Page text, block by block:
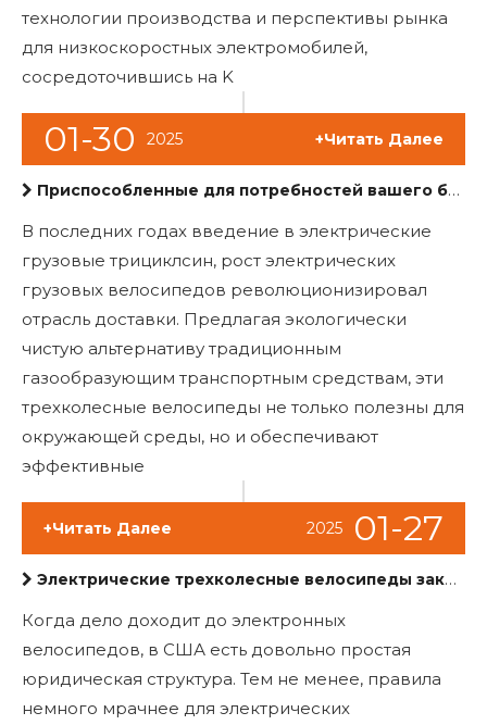
технологии производства и перспективы рынка
для низкоскоростных электромобилей,
сосредоточившись на K
01-30 2025 +Читать Далее
Приспособленные для потребностей вашего бизнеса: настраиваемые электрические триколесные велосипеды Bing Новые услуги доставки
В последних годах введение в электрические
грузовые трициклсин, рост электрических
грузовых велосипедов революционизировал
отрасль доставки. Предлагая экологически
чистую альтернативу традиционным
газообразующим транспортным средствам, эти
трехколесные велосипеды не только полезны для
окружающей среды, но и обеспечивают
эффективные
01-27
2025
+Читать Далее
Электрические трехколесные велосипеды законны в нас?
Когда дело доходит до электронных
велосипедов, в США есть довольно простая
юридическая структура. Тем не менее, правила
немного мрачнее для электрических